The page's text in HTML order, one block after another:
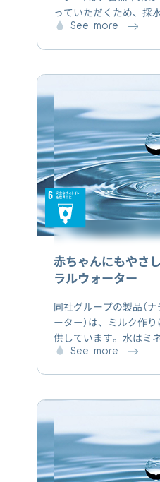
っていただくため、採
準を設けております。
と定期的な放射線物質
See more
赤ちゃんにもやさ
ラルウォーター
同社グループの製品（
ーター）は、ミルク作
供しています。水はミ
「軟水」と「硬水」に分
避けるのが望ましいと
心です。
See more